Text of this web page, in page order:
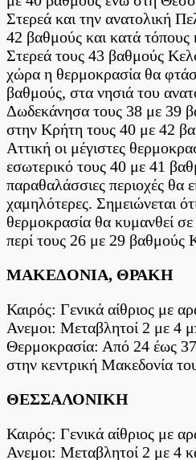
Στερεά και την ανατολική
42 βαθμούς και κατά τόπους
Στερεά τους 43 βαθμούς
χώρα η θερμοκρασία θα
βαθμούς, στα νησιά του
Δωδεκάνησα τους 38 με 39
στην Κρήτη τους 40 με 42
Αττική οι μέγιστες
εσωτερικό τους 40 με 41
παραθαλάσσιες περιοχές θα
χαμηλότερες. Σημειώνεται
θερμοκρασία θα κυμανθεί
περί τους 26 με 29 βαθμούς
ΜΑΚΕΔΟΝΙΑ, ΘΡΑΚΗ
Καιρός: Γενικά αίθριος με
Ανεμοι: Μεταβλητοί 2 με 4
Θερμοκρασία: Από 24 έως
στην κεντρική Μακεδονία
ΘΕΣΣΑΛΟΝΙΚΗ
Καιρός: Γενικά αίθριος με
Ανεμοι: Μεταβλητοί 2 με 4